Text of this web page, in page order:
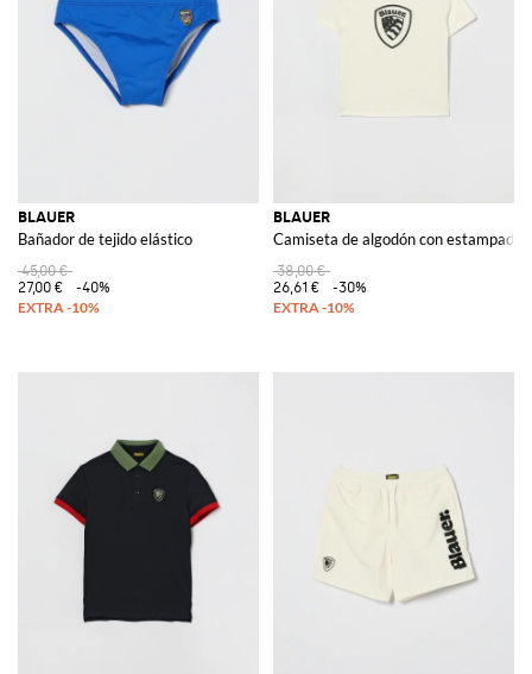
BLAUER
Bañador de tejido elástico
45,00 €
27,00 €
-40%
BLAUER
Camiseta de algodón con estampado
38,00 €
26,61 €
-30%